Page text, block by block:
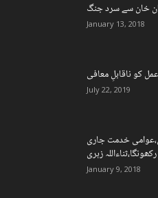
خان سے سرد جنگ
January 13, 2018
July 22, 2019
خدمت جاری
رکھونگا،ثناءاللہ زہری
January 9, 2018